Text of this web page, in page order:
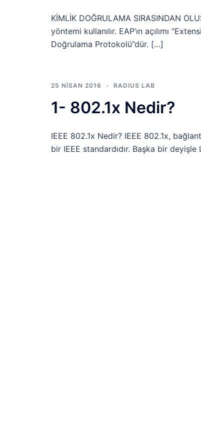
KİMLİK DOĞRULAMA SIRASINDAN
yöntemi kullanılır. EAP’ın açılımı
Doğrulama Protokolü”dür. […]
25 NISAN 2016 RADIUS LAB
1- 802.1x Nedir?
IEEE 802.1x Nedir? IEEE 802.1x,
bir IEEE standardıdır. Başka bir